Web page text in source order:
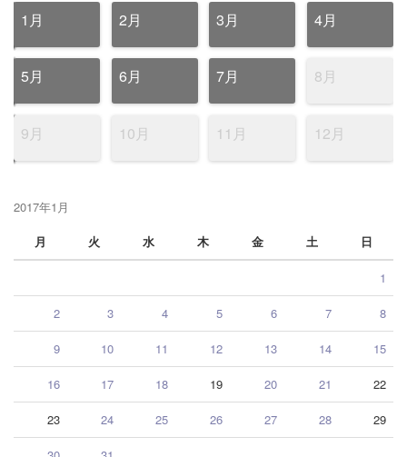
1月 2月 3月 4月
5月 6月 7月 8月
9月 10月 11月 12月
2017年1月
月
火 水 木 金 土 日
1
2 3 4 5 6 7 8
9 10 11 12 13 14 15
16 17 18 19 20 21 22
23 24 25 26 27 28 29